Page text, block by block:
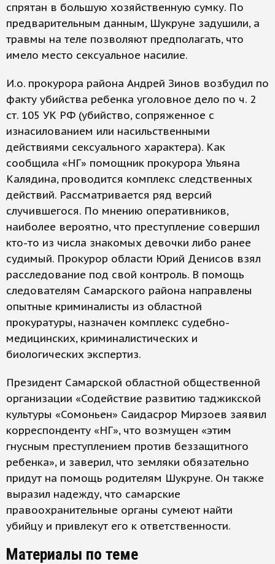
спрятан в большую хозяйственную сумку. По
предварительным данным, Шукруне задушили, а
травмы на теле позволяют предполагать, что
имело место сексуальное насилие.
И.о. прокурора района Андрей Зинов возбудил по
факту убийства ребенка уголовное дело по ч. 2
ст. 105 УК РФ (убийство, сопряженное с
изнасилованием или насильственными
действиями сексуального характера). Как
сообщила «НГ» помощник прокурора Ульяна
Калядина, проводится комплекс следственных
действий. Рассматривается ряд версий
случившегося. По мнению оперативников,
наиболее вероятно, что преступление совершил
кто-то из числа знакомых девочки либо ранее
судимый. Прокурор области Юрий Денисов взял
расследование под свой контроль. В помощь
следователям Самарского района направлены
опытные криминалисты из областной
прокуратуры, назначен комплекс судебно-
медицинских, криминалистических и
биологических экспертиз.
Президент Самарской областной общественной
организации «Содействие развитию таджикской
культуры «Сомоньен» Саидасрор Мирзоев заявил
корреспонденту «НГ», что возмущен «этим
гнусным преступлением против беззащитного
ребенка», и заверил, что земляки обязательно
придут на помощь родителям Шукруне. Он также
выразил надежду, что самарские
правоохранительные органы сумеют найти
убийцу и привлекут его к ответственности.
Материалы по теме